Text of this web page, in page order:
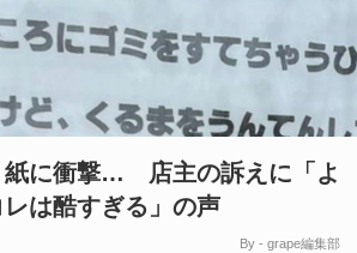
紙に衝撃… 店主の訴えに「よ
は酷すぎる」の声
By - grape編集部